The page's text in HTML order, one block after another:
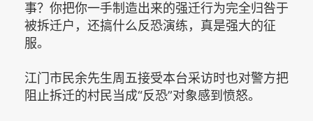
事？你把你一手制造出来的强迁行为完全归咎于
被拆迁户，还搞什么反恐演练，真是强大的征
服。
江门市民余先生周五接受本台采访时也对警方把
阻止拆迁的村民当成“反恐”对象感到愤怒。